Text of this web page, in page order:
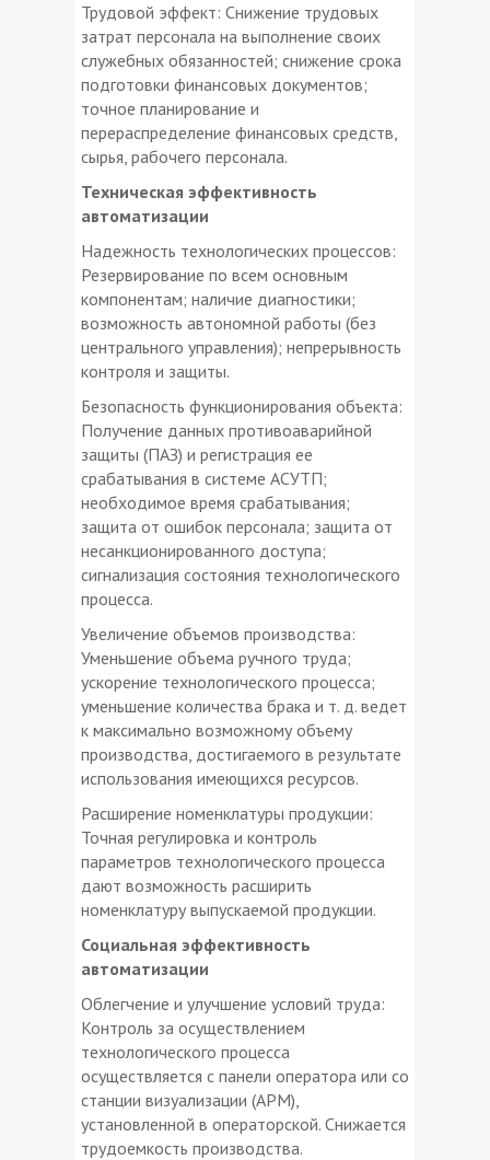
Трудовой эффект: Снижение трудовых
затрат персонала на выполнение своих
служебных обязанностей; снижение срока
подготовки финансовых документов;
точное планирование и
перераспределение финансовых средств,
сырья, рабочего персонала.
Техническая эффективность
автоматизации
Надежность технологических процессов:
Резервирование по всем основным
компонентам; наличие диагностики;
возможность автономной работы (без
центрального управления); непрерывность
контроля и защиты.
Безопасность функционирования объекта:
Получение данных противоаварийной
защиты (ПАЗ) и регистрация ее
срабатывания в системе АСУТП;
необходимое время срабатывания;
защита от ошибок персонала; защита от
несанкционированного доступа;
сигнализация состояния технологического
процесса.
Увеличение объемов производства:
Уменьшение объема ручного труда;
ускорение технологического процесса;
уменьшение количества брака и т. д. ведет
к максимально возможному объему
производства, достигаемого в результате
использования имеющихся ресурсов.
Расширение номенклатуры продукции:
Точная регулировка и контроль
параметров технологического процесса
дают возможность расширить
номенклатуру выпускаемой продукции.
Социальная эффективность
автоматизации
Облегчение и улучшение условий труда:
Контроль за осуществлением
технологического процесса
осуществляется с панели оператора или со
станции визуализации (АРМ),
установленной в операторской. Снижается
трудоемкость производства.